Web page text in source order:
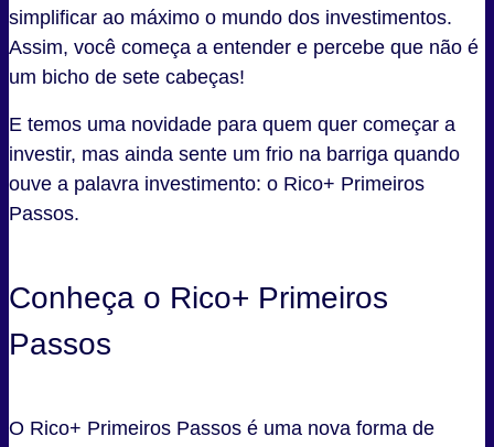
simplificar ao máximo o mundo dos investimentos.
Assim, você começa a entender e percebe que não é
um bicho de sete cabeças!
E temos uma novidade para quem quer começar a
investir, mas ainda sente um frio na barriga quando
ouve a palavra investimento: o Rico+ Primeiros
Passos.
Conheça o Rico+ Primeiros
Passos
O Rico+ Primeiros Passos é uma nova forma de